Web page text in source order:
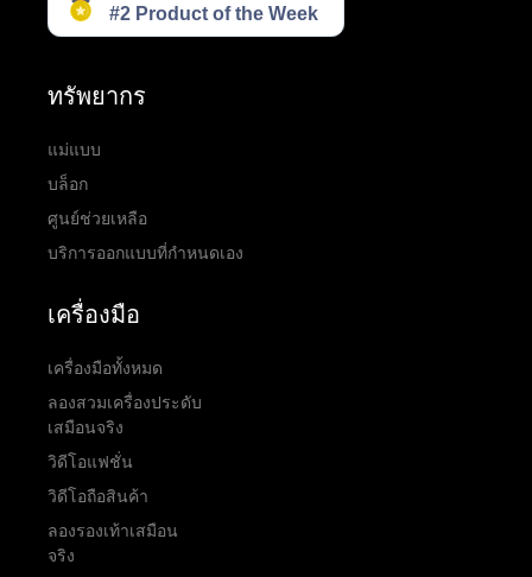
ทรัพยากร
แม่แบบ
บล็อก
ศูนย์ช่วยเหลือ
บริการออกแบบที่กำหนดเอง
เครื่องมือ
เครื่องมือทั้งหมด
ลองสวมเครื่องประดับ
เสมือนจริง
วิดีโอแฟชั่น
วิดีโอถือสินค้า
ลองรองเท้าเสมือน
จริง